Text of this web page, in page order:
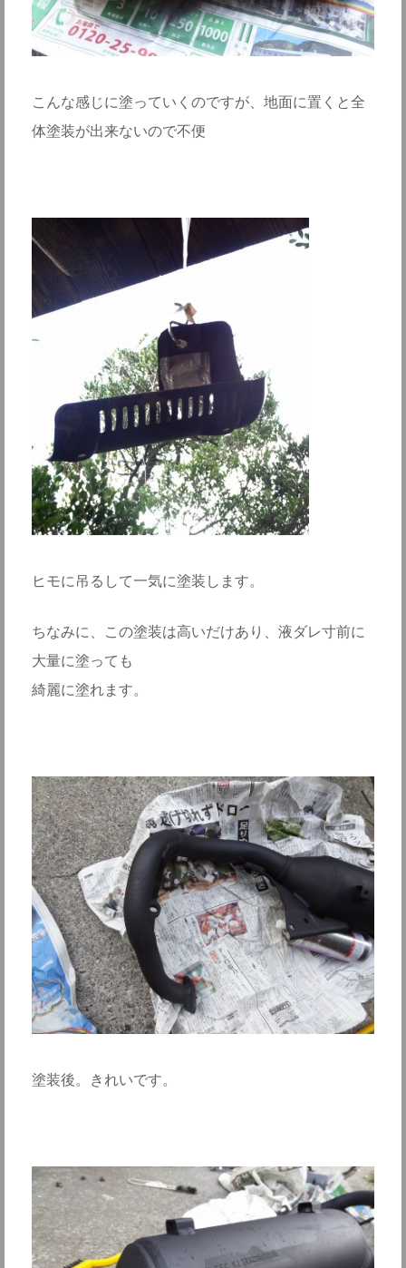
こんな感じに塗っていくのですが、地面に置くと全
体塗装が出来ないので不便
ヒモに吊るして一気に塗装します。
ちなみに、この塗装は高いだけあり、液ダレ寸前に
大量に塗っても
綺麗に塗れます。
塗装後。きれいです。